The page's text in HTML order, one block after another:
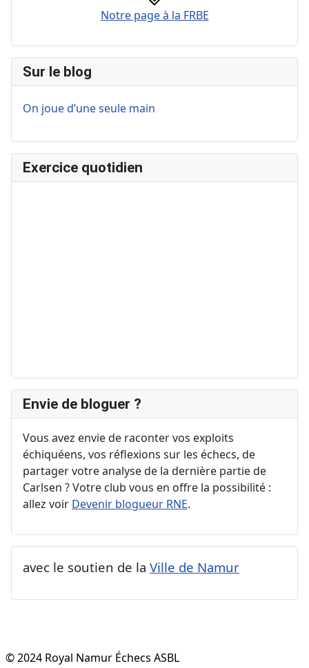
Notre page à la FRBE
Sur le blog
On joue d’une seule main
Exercice quotidien
Envie de bloguer ?
Vous avez envie de raconter vos exploits
échiquéens, vos réflexions sur les échecs, de
partager votre analyse de la dernière partie de
Carlsen ? Votre club vous en offre la possibilité :
allez voir Devenir blogueur RNE.
avec le soutien de la Ville de Namur
© 2024 Royal Namur Échecs ASBL